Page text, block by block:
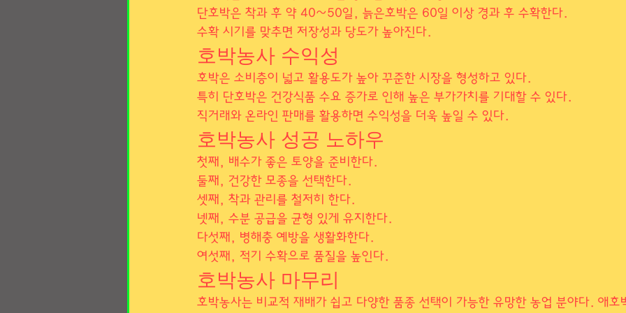
단호박은 착과 후 약 40~50일, 늙은호박은 60일 이상 경과 후 수확한다.
수확 시기를 맞추면 저장성과 당도가 높아진다.
호박농사 수익성
호박은 소비층이 넓고 활용도가 높아 꾸준한 시장을 형성하고 있다.
특히 단호박은 건강식품 수요 증가로 인해 높은 부가가치를 기대할 수 있다.
직거래와 온라인 판매를 활용하면 수익성을 더욱 높일 수 있다.
호박농사 성공 노하우
첫째, 배수가 좋은 토양을 준비한다.
둘째, 건강한 모종을 선택한다.
셋째, 착과 관리를 철저히 한다.
넷째, 수분 공급을 균형 있게 유지한다.
다섯째, 병해충 예방을 생활화한다.
여섯째, 적기 수확으로 품질을 높인다.
호박농사 마무리
호박농사는 비교적 재배가 쉽고 다양한 품종 선택이 가능한 유망한 농업 분야다. 애